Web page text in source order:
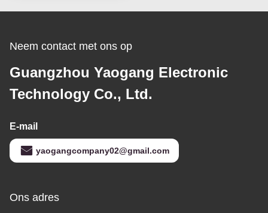
Neem contact met ons op
Guangzhou Yaogang Electronic
Technology Co., Ltd.
E-mail
yaogangcompany02@gmail.com
Ons adres